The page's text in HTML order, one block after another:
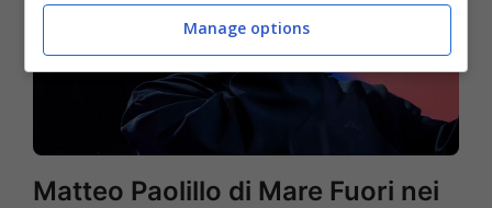
Matteo Paolillo di Mare Fuori nei
Manage options